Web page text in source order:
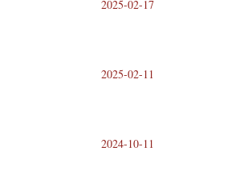
2025-02-17
2025-02-11
2024-10-11